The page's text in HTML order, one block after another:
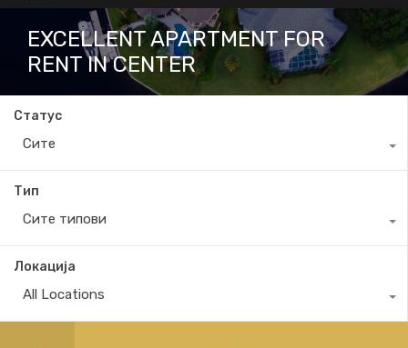
EXCELLENT APARTMENT FOR
RENT IN CENTER
Статус
Сите
Тип
Сите типови
Локација
All Locations